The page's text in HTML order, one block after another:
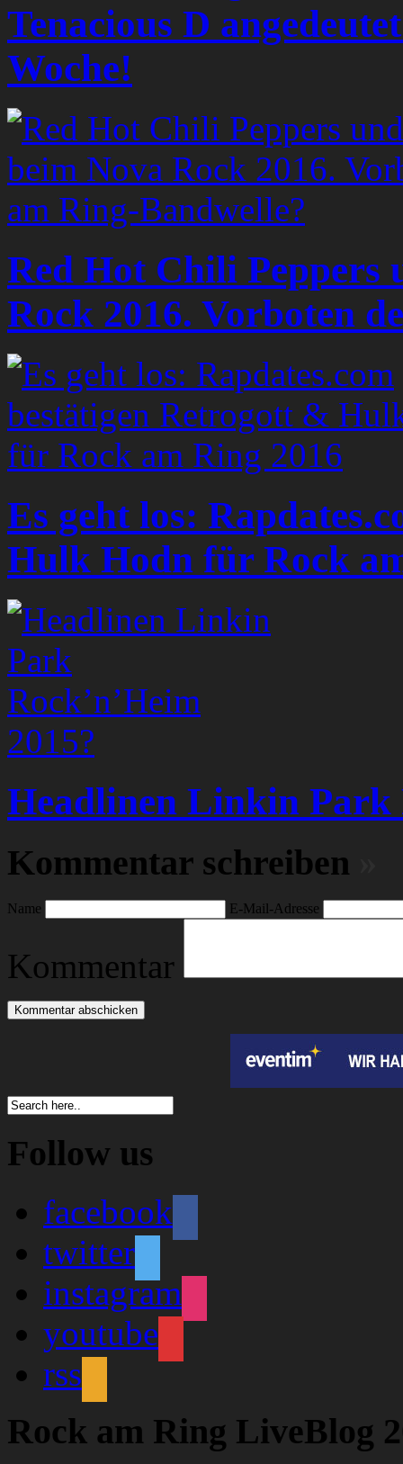
Tenacious D
Woche!
Red Hot Chili Peppers
Rock 2016. Vorboten
Es geht los:
Hulk Hodn für Rock
Headlinen Linkin Park
Kommentar schreiben
Name E-Mail-Adresse
Kommentar
Follow us
facebook
twitter
instagram
youtube
rss
Rock am Ring LiveBlog